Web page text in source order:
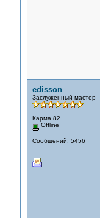
edisson
Заслуженный мастер
Карма 82
Offline
Сообщений: 5456